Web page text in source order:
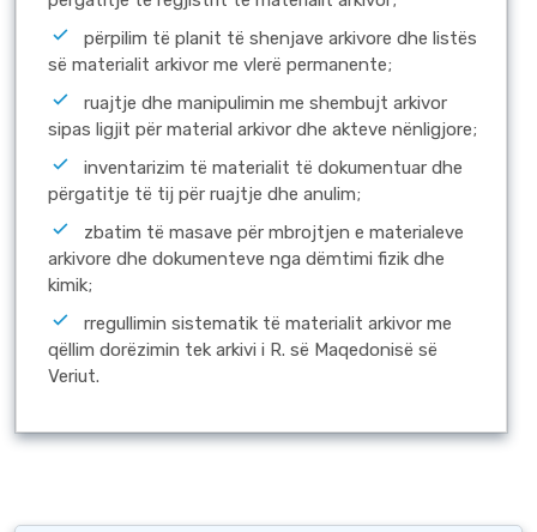
përpilim të planit të shenjave arkivore dhe listës
së materialit arkivor me vlerë permanente;
ruajtje dhe manipulimin me shembujt arkivor
sipas ligjit për material arkivor dhe akteve nënligjore;
inventarizim të materialit të dokumentuar dhe
përgatitje të tij për ruajtje dhe anulim;
zbatim të masave për mbrojtjen e materialeve
arkivore dhe dokumenteve nga dëmtimi fizik dhe
kimik;
rregullimin sistematik të materialit arkivor me
qëllim dorëzimin tek arkivi i R. së Maqedonisë së
Veriut.